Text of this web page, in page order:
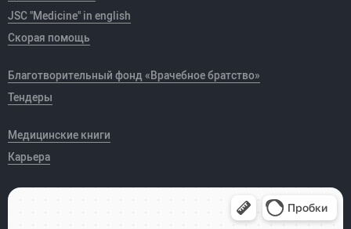
JSC "Medicine" in english
Скорая помощь
Благотворительный фонд «Врачебное братство»
Тендеры
Медицинские книги
Карьера